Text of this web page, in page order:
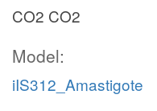
CO2 CO2
Model:
iIS312_Amastigote